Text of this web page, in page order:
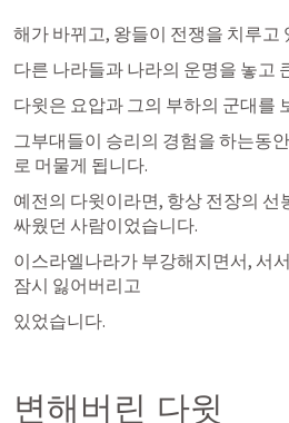
해가 바뀌고, 왕들이 전쟁을 치루고
다른 나라들과 나라의 운명을 놓고
다윗은 요압과 그의 부하의 군대를
그부대들이 승리의 경험을 하는동
로 머물게 됩니다.
예전의 다윗이라면, 항상 전장의 선
싸웠던 사람이었습니다.
이스라엘나라가 부강해지면서, 서
잠시 잃어버리고
있었습니다.
변해버린 다윗